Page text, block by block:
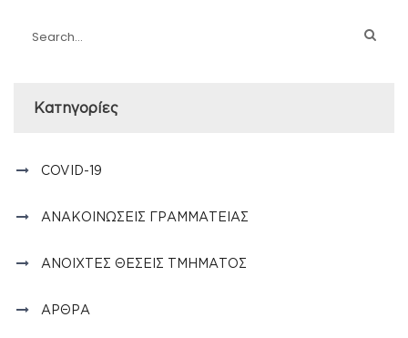
Kατηγορίες
COVID-19
ΑΝΑΚΟΙΝΏΣΕΙΣ ΓΡΑΜΜΑΤΕΊΑΣ
ΑΝΟΙΧΤΈΣ ΘΈΣΕΙΣ ΤΜΉΜΑΤΟΣ
ΆΡΘΡΑ